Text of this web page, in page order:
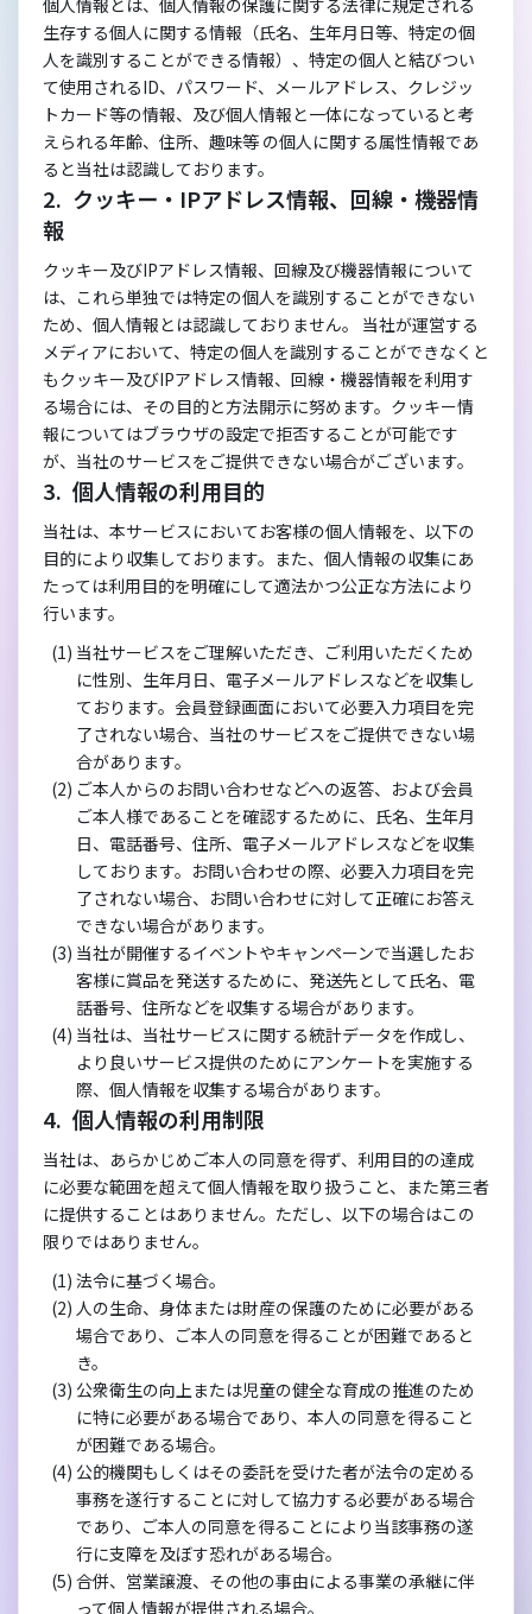
個人情報とは、個人情報の保護に関する法律に規定される
生存する個人に関する情報（氏名、生年月日等、特定の個
人を識別することができる情報）、特定の個人と結びつい
て使用されるID、パスワード、メールアドレス、クレジッ
トカード等の情報、及び個人情報と一体になっていると考
えられる年齢、住所、趣味等 の個人に関する属性情報であ
ると当社は認識しております。
クッキー・IPアドレス情報、回線・機器情
報
クッキー及びIPアドレス情報、回線及び機器情報について
は、これら単独では特定の個人を識別することができない
ため、個人情報とは認識しておりません。 当社が運営する
メディアにおいて、特定の個人を識別することができなくと
もクッキー及びIPアドレス情報、回線・機器情報を利用す
る場合には、その目的と方法開示に努めます。クッキー情
報についてはブラウザの設定で拒否することが可能です
が、当社のサービスをご提供できない場合がございます。
個人情報の利用目的
当社は、本サービスにおいてお客様の個人情報を、以下の
目的により収集しております。また、個人情報の収集にあ
たっては利用目的を明確にして適法かつ公正な方法により
行います。
当社サービスをご理解いただき、ご利用いただくため
に性別、生年月日、電子メールアドレスなどを収集し
ております。会員登録画面において必要入力項目を完
了されない場合、当社のサービスをご提供できない場
合があります。
ご本人からのお問い合わせなどへの返答、および会員
ご本人様であることを確認するために、氏名、生年月
日、電話番号、住所、電子メールアドレスなどを収集
しております。お問い合わせの際、必要入力項目を完
了されない場合、お問い合わせに対して正確にお答え
できない場合があります。
当社が開催するイベントやキャンペーンで当選したお
客様に賞品を発送するために、発送先として氏名、電
話番号、住所などを収集する場合があります。
当社は、当社サービスに関する統計データを作成し、
より良いサービス提供のためにアンケートを実施する
際、個人情報を収集する場合があります。
個人情報の利用制限
当社は、あらかじめご本人の同意を得ず、利用目的の達成
に必要な範囲を超えて個人情報を取り扱うこと、また第三者
に提供することはありません。ただし、以下の場合はこの
限りではありません。
法令に基づく場合。
人の生命、身体または財産の保護のために必要がある
場合であり、ご本人の同意を得ることが困難であると
き。
公衆衛生の向上または児童の健全な育成の推進のため
に特に必要がある場合であり、本人の同意を得ること
が困難である場合。
公的機関もしくはその委託を受けた者が法令の定める
事務を遂行することに対して協力する必要がある場合
であり、ご本人の同意を得ることにより当該事務の遂
行に支障を及ぼす恐れがある場合。
合併、営業譲渡、その他の事由による事業の承継に伴
って個人情報が提供される場合。